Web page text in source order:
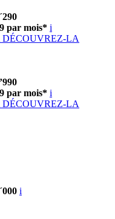
par mois* i
DÉCOUVREZ-LA
par mois* i
DÉCOUVREZ-LA
i